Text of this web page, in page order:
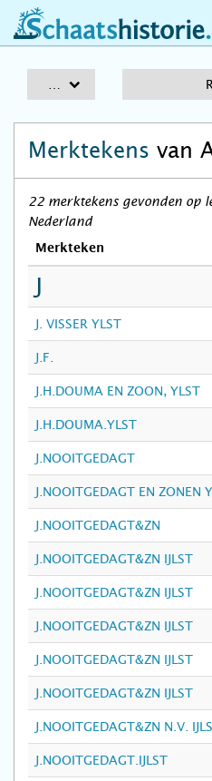
schaatshistorie.nl
Merktekens van
22 merktekens gevonden op
Nederland
Merkteken
J
J. VISSER YLST
J.F.
J.H.DOUMA EN ZOON, YLST
J.H.DOUMA.YLST
J.NOOITGEDAGT
J.NOOITGEDAGT EN ZONEN
J.NOOITGEDAGT&ZN
J.NOOITGEDAGT&ZN IJLST
J.NOOITGEDAGT&ZN IJLST
J.NOOITGEDAGT&ZN IJLST
J.NOOITGEDAGT&ZN IJLST
J.NOOITGEDAGT&ZN IJLST
J.NOOITGEDAGT&ZN N.V.
J.NOOITGEDAGT.IJLST